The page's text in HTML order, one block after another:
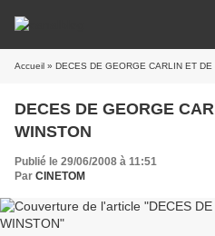
Accueil » DECES DE GEORGE CARLIN ET DE
DECES DE GEORGE
WINSTON
Publié le 29/06/2008 à 11:51
Par CINETOM